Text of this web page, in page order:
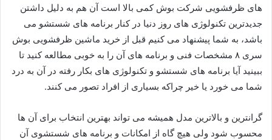
های ظرفشویی شرکت بوش کمی بالا است آن هم به دلیل داشتن
جدیدترین تکنولوژی های روز دنیا در کنار برنامه های شستشو می
باشد، به شما پیشنهاد می کنیم قبل از خرید ماشین‌ ظرفشویی بوش
سری ۸ مشخصات فنی و برنامه های آن را به خوبی مطالعه کنید تا
ببینید آیا برنامه های شستشو و تکنولوژی های بکار رفته در آن به درد
شما می خورد یا خیر چراکه بسیاری از افراد تصور می کنند.
گرانترین و بالاترین مدل همیشه می تواند بهترین انتخاب برای آن ها
محسوب شود ولی هیچ گاه از امکانات و برنامه های شستشوی آن